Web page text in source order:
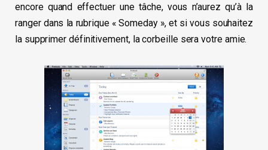
encore quand effectuer une tâche, vous n’aurez qu’à la
ranger dans la rubrique « Someday », et si vous souhaitez
la supprimer définitivement, la corbeille sera votre amie.